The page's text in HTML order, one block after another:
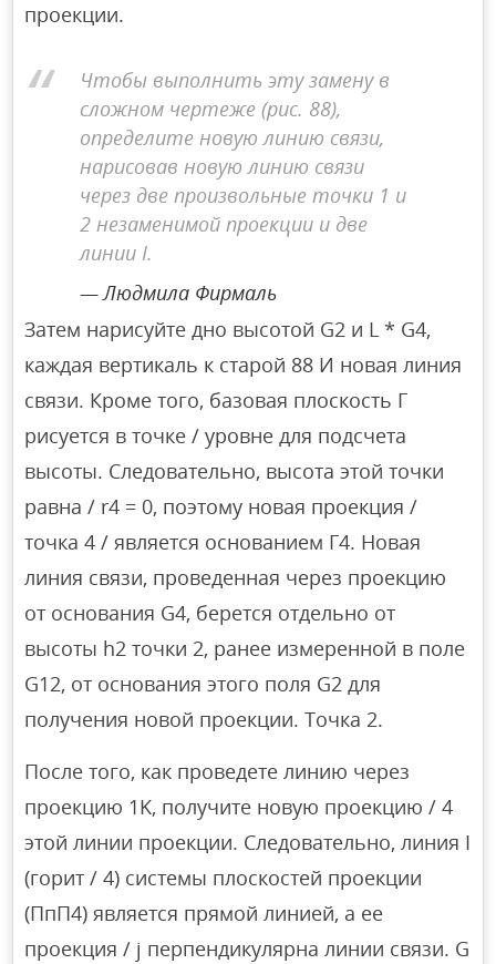
проекции.
Чтобы выполнить эту замену в
сложном чертеже (рис. 88),
определите новую линию связи,
нарисовав новую линию связи
через две произвольные точки 1 и
2 незаменимой проекции и две
линии I.
Людмила Фирмаль
Затем нарисуйте дно высотой G2 и L * G4,
каждая вертикаль к старой 88 И новая линия
связи. Кроме того, базовая плоскость Г
рисуется в точке / уровне для подсчета
высоты. Следовательно, высота этой точки
равна / r4 = 0, поэтому новая проекция /
точка 4 / является основанием Г4. Новая
линия связи, проведенная через проекцию
от основания G4, берется отдельно от
высоты h2 точки 2, ранее измеренной в поле
G12, от основания этого поля G2 для
получения новой проекции. Точка 2.
После того, как проведете линию через
проекцию 1K, получите новую проекцию / 4
этой линии проекции. Следовательно, линия I
(горит / 4) системы плоскостей проекции
(ПпП4) является прямой линией, а ее
проекция / j перпендикулярна линии связи. G